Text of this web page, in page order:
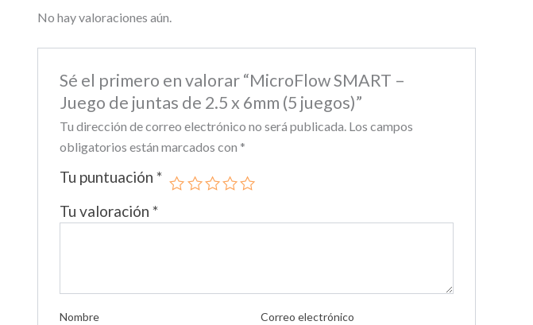
No hay valoraciones aún.
Sé el primero en valorar “MicroFlow SMART –
Juego de juntas de 2.5 x 6mm (5 juegos)”
Tu dirección de correo electrónico no será publicada. Los campos
obligatorios están marcados con *
Tu puntuación *
Tu valoración *
Nombre Correo electrónico